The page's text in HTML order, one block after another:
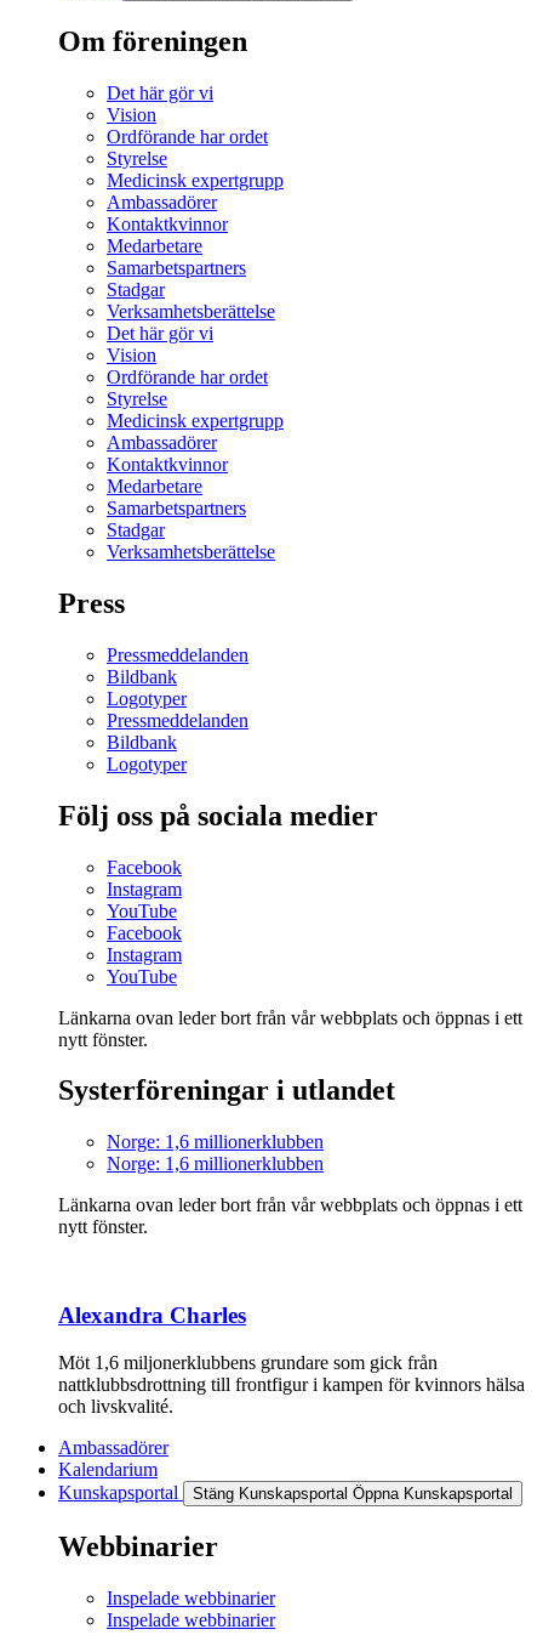
Om föreningen
Det här gör vi
Vision
Ordförande har ordet
Styrelse
Medicinsk expertgrupp
Ambassadörer
Kontaktkvinnor
Medarbetare
Samarbetspartners
Stadgar
Verksamhetsberättelse
Det här gör vi
Vision
Ordförande har ordet
Styrelse
Medicinsk expertgrupp
Ambassadörer
Kontaktkvinnor
Medarbetare
Samarbetspartners
Stadgar
Verksamhetsberättelse
Press
Pressmeddelanden
Bildbank
Logotyper
Pressmeddelanden
Bildbank
Logotyper
Följ oss på sociala medier
Facebook
Instagram
YouTube
Facebook
Instagram
YouTube
Länkarna ovan leder bort från vår webbplats och öppnas i ett
nytt fönster.
Systerföreningar i utlandet
Norge: 1,6 millionerklubben
Norge: 1,6 millionerklubben
Länkarna ovan leder bort från vår webbplats och öppnas i ett
nytt fönster.
Alexandra Charles
Möt 1,6 miljonerklubbens grundare som gick från
nattklubbsdrottning till frontfigur i kampen för kvinnors hälsa
och livskvalité.
Ambassadörer
Kalendarium
Kunskapsportal
Stäng Kunskapsportal Öppna Kunskapsportal
Webbinarier
Inspelade webbinarier
Inspelade webbinarier